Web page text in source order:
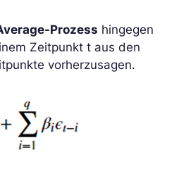
Prozess hingegen
Zeitpunkt t aus den
vorherzusagen.